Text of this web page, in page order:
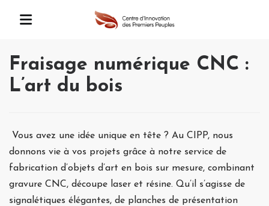
Fraisage numérique CNC :
L’art du bois
Vous avez une idée unique en tête ? Au CIPP, nous
donnons vie à vos projets grâce à notre service de
fabrication d’objets d’art en bois sur mesure, combinant
gravure CNC, découpe laser et résine. Qu’il s’agisse de
signalétiques élégantes, de planches de présentation